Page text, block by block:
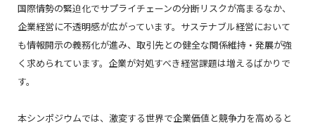
国際情勢の緊迫化でサプライチェーンの分断リスクが高まるなか、
企業経営に不透明感が広がっています。サステナブル経営において
も情報開示の義務化が進み、取引先との健全な関係維持・発展が強
く求められています。企業が対処すべき経営課題は増えるばかりで
す。
本シンポジウムでは、激変する世界で企業価値と競争力を高めると